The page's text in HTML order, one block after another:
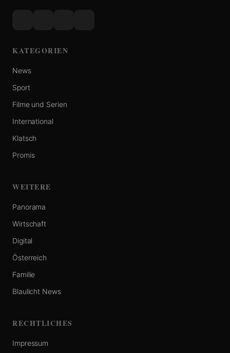
KATEGORIEN
News
Sport
Filme und Serien
International
Klatsch
Promis
WEITERE
Panorama
Wirtschaft
Digital
Österreich
Familie
Blaulicht News
RECHTLICHES
Impressum